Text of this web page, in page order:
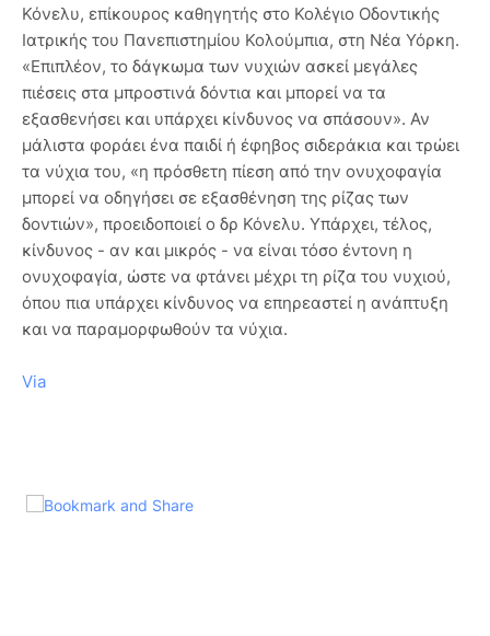
Κόνελυ, επίκουρος καθηγητής στο Κολέγιο Οδοντικής
Ιατρικής του Πανεπιστημίου Κολούμπια, στη Νέα Υόρκη.
«Επιπλέον, το δάγκωμα των νυχιών ασκεί μεγάλες
πιέσεις στα μπροστινά δόντια και μπορεί να τα
εξασθενήσει και υπάρχει κίνδυνος να σπάσουν». Αν
μάλιστα φοράει ένα παιδί ή έφηβος σιδεράκια και τρώει
τα νύχια του, «η πρόσθετη πίεση από την ονυχοφαγία
μπορεί να οδηγήσει σε εξασθένηση της ρίζας των
δοντιών», προειδοποιεί ο δρ Κόνελυ. Υπάρχει, τέλος,
κίνδυνος - αν και μικρός - να είναι τόσο έντονη η
ονυχοφαγία, ώστε να φτάνει μέχρι τη ρίζα του νυχιού,
όπου πια υπάρχει κίνδυνος να επηρεαστεί η ανάπτυξη
και να παραμορφωθούν τα νύχια.
Via